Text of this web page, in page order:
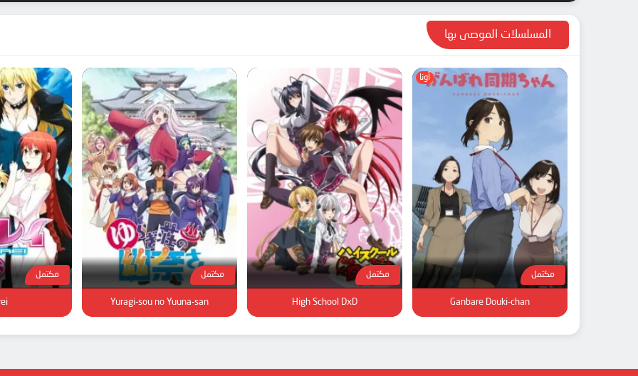
المسلسلات الموصى بها
أونا
مكتمل
Ganbare Douki-chan
مكتمل
High School DxD
مكتمل
Yuragi-sou no Yuuna-san
مكتمل